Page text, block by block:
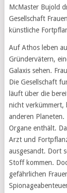
McMaster Bujold
Gesellschaft
künstliche
Auf Athos leben
Gründervätern,
Galaxis sehen.
Die Gesellschaft
läuft über die
nicht verkümmert,
anderen Planeten.
Organe enthält.
Arzt und
ausgesandt. Dort
Stoff kommen.
gefährlichen